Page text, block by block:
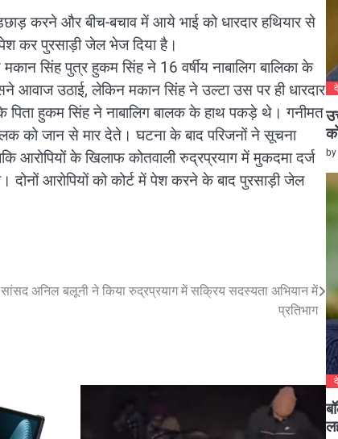
करने और बीच-बचाव में आये भाई को धारदार हथियार से
कर पुरसाड़ी जेल भेज दिया है।
सिंह पुत्र हुकम सिंह ने 16 वर्षीय नाबालिग बालिका के
आवाज उठाई, लेकिन मकान सिंह ने उल्टा उस पर ही धारदार
पिता हुकम सिंह ने नाबालिग बालक के हाथ पकड़े थे। गनीमत
को जान से मार देते। घटना के बाद परिजनों ने सूचना
आरोपियों के खिलाफ कोतवाली रुद्रप्रयाग में मुकदमा दर्ज
दोनों आरोपियों को कोर्ट में पेश करने के बाद पुरसाड़ी जेल
सांसद अनिल बलूनी ने किया रुद्रप्रयाग में सक्रिय सदस्यता अभियान में
प्रतिभाग
by